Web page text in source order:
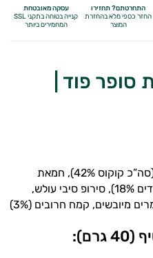
התחרטתם? תחזירו
החזר כספי מלאבהחזרת
המוצר
עסקה מאובטחת
קנייה בטוחה בתקני SSL
המחמירים ביותר
סופר פוד |
רכיבים: קמח קוקוס, שבבי קוקוס (סה”כ קוקוס 42%), חמאת
שקדים, שקדים טחונים (סה”כ שקדים 18%), סירופ סיבי עולש,